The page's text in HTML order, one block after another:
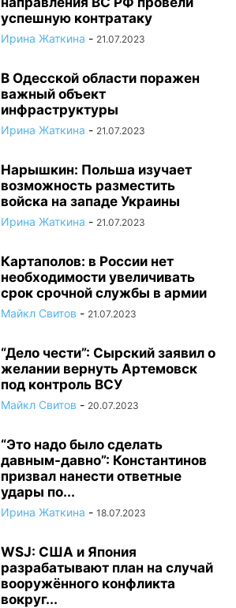
успешную контратаку
Ирина Жаткина - 21.07.2023
В Одесской области поражен
важный объект
инфраструктуры
Ирина Жаткина - 21.07.2023
Нарышкин: Польша изучает
возможность разместить
войска на западе Украины
Ирина Жаткина - 21.07.2023
Картаполов: в России нет
необходимости увеличивать
срок срочной службы в армии
Майкл Свитов - 21.07.2023
“Дело чести”: Сырский заявил о
желании вернуть Артемовск
под контроль ВСУ
Майкл Свитов - 20.07.2023
“Это надо было сделать
давным-давно”: Константинов
призвал нанести ответные
удары по...
Ирина Жаткина - 18.07.2023
WSJ: США и Япония
разрабатывают план на случай
вооружённого конфликта
вокруг...